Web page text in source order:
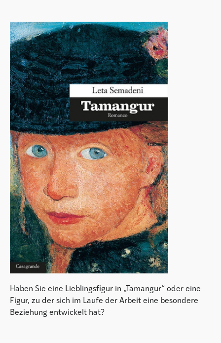
Haben Sie eine Lieblingsfigur in „Tamangur“ oder eine
Figur, zu der sich im Laufe der Arbeit eine besondere
Beziehung entwickelt hat?